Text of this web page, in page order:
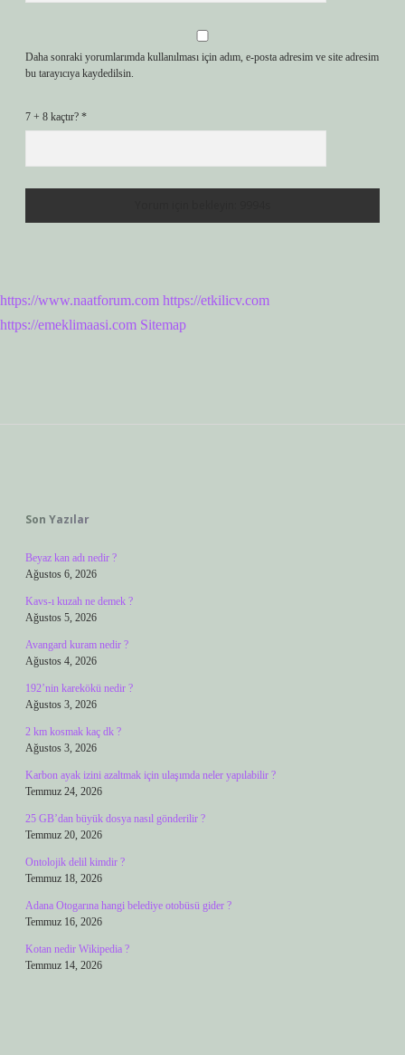
Daha sonraki yorumlarımda kullanılması için adım, e-posta adresim ve site adresim
bu tarayıcıya kaydedilsin.
7 + 8 kaçtır? *
https://www.naatforum.com https://etkilicv.com
https://emeklimaasi.com Sitemap
Son Yazılar
Beyaz kan adı nedir ?
Ağustos 6, 2026
Kavs-ı kuzah ne demek ?
Ağustos 5, 2026
Avangard kuram nedir ?
Ağustos 4, 2026
192’nin karekökü nedir ?
Ağustos 3, 2026
2 km kosmak kaç dk ?
Ağustos 3, 2026
Karbon ayak izini azaltmak için ulaşımda neler yapılabilir ?
Temmuz 24, 2026
25 GB’dan büyük dosya nasıl gönderilir ?
Temmuz 20, 2026
Ontolojik delil kimdir ?
Temmuz 18, 2026
Adana Otogarına hangi belediye otobüsü gider ?
Temmuz 16, 2026
Kotan nedir Wikipedia ?
Temmuz 14, 2026